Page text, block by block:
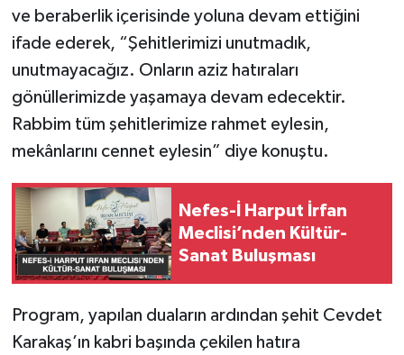
ve beraberlik içerisinde yoluna devam ettiğini
ifade ederek, “Şehitlerimizi unutmadık,
unutmayacağız. Onların aziz hatıraları
gönüllerimizde yaşamaya devam edecektir.
Rabbim tüm şehitlerimize rahmet eylesin,
mekânlarını cennet eylesin” diye konuştu.
Nefes-İ Harput İrfan
Meclisi’nden Kültür-
Sanat Buluşması
Program, yapılan duaların ardından şehit Cevdet
Karakaş’ın kabri başında çekilen hatıra